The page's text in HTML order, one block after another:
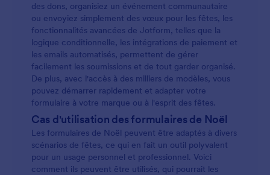
des dons, organisiez un événement communautaire
ou envoyiez simplement des vœux pour les fêtes, les
fonctionnalités avancées de Jotform, telles que la
logique conditionnelle, les intégrations de paiement et
les emails automatisés, permettent de gérer
facilement les soumissions et de tout garder organisé.
De plus, avec l'accès à des milliers de modèles, vous
pouvez démarrer rapidement et adapter votre
formulaire à votre marque ou à l'esprit des fêtes.
Cas d'utilisation des formulaires de Noël
Les formulaires de Noël peuvent être adaptés à divers
scénarios de fêtes, ce qui en fait un outil polyvalent
pour un usage personnel et professionnel. Voici
comment ils peuvent être utilisés, qui pourrait les